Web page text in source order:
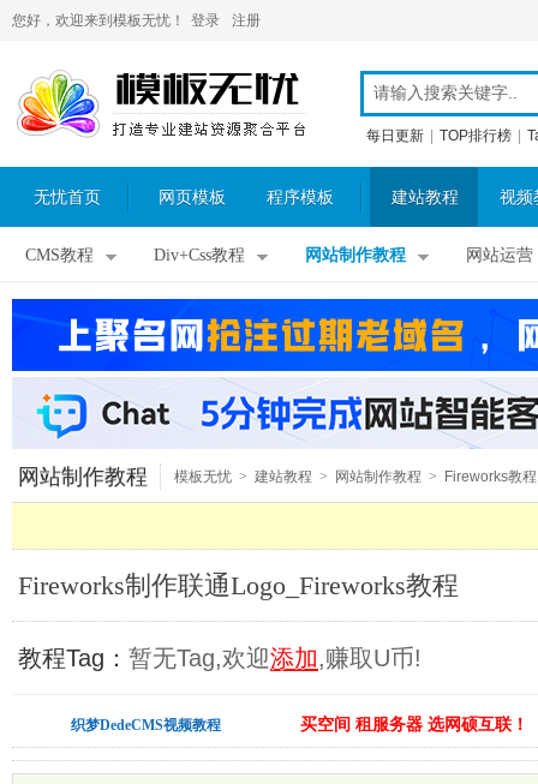
您好，欢迎来到模板无忧！ 登录 注册
每日更新 TOP排行榜
无忧首页 网页模板 程序模板 建站教程 视频
CMS教程 Div+Css教程 网站制作教程 网站运营
网站制作教程 模板无忧 > 建站教程 > 网站制作教程 > Fireworks教程
Fireworks制作联通Logo_Fireworks教程
教程Tag： 暂无Tag,欢迎添加,赚取U币!
织梦DedeCMS视频教程 买空间 租服务器 选网硕互联！